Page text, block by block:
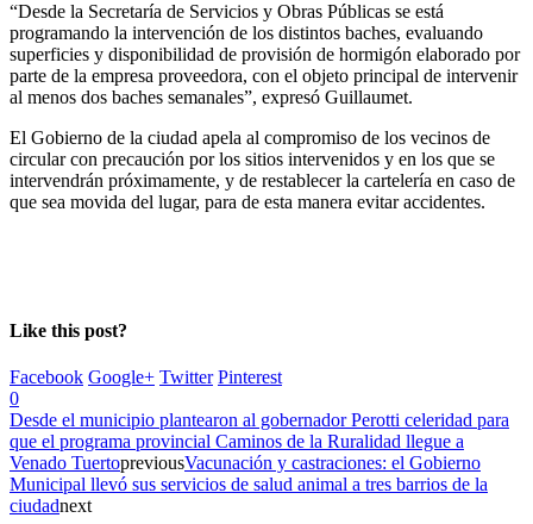
“Desde la Secretaría de Servicios y Obras Públicas se está
programando la intervención de los distintos baches, evaluando
superficies y disponibilidad de provisión de hormigón elaborado por
parte de la empresa proveedora, con el objeto principal de intervenir
al menos dos baches semanales”, expresó Guillaumet.
El Gobierno de la ciudad apela al compromiso de los vecinos de
circular con precaución por los sitios intervenidos y en los que se
intervendrán próximamente, y de restablecer la cartelería en caso de
que sea movida del lugar, para de esta manera evitar accidentes.
Like this post?
Facebook Google+ Twitter Pinterest
0
Desde el municipio plantearon al gobernador Perotti celeridad para
que el programa provincial Caminos de la Ruralidad llegue a
Venado TuertopreviousVacunación y castraciones: el Gobierno
Municipal llevó sus servicios de salud animal a tres barrios de la
ciudadnext